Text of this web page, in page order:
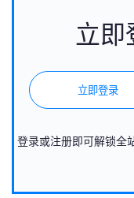
立即
立即登录
登录或注册即可解锁全